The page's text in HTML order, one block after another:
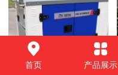
中国移动基站专用
静音发电机装置2
首页 产品展示